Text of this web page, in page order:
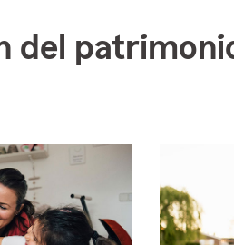
del